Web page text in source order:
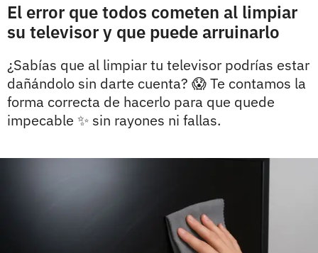
El error que todos cometen al limpiar
su televisor y que puede arruinarlo
¿Sabías que al limpiar tu televisor podrías estar
dañándolo sin darte cuenta? 😱 Te contamos la
forma correcta de hacerlo para que quede
impecable ✨ sin rayones ni fallas.